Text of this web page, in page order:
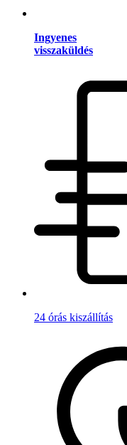
Ingyenes
visszaküldés
24 órás kiszállítás